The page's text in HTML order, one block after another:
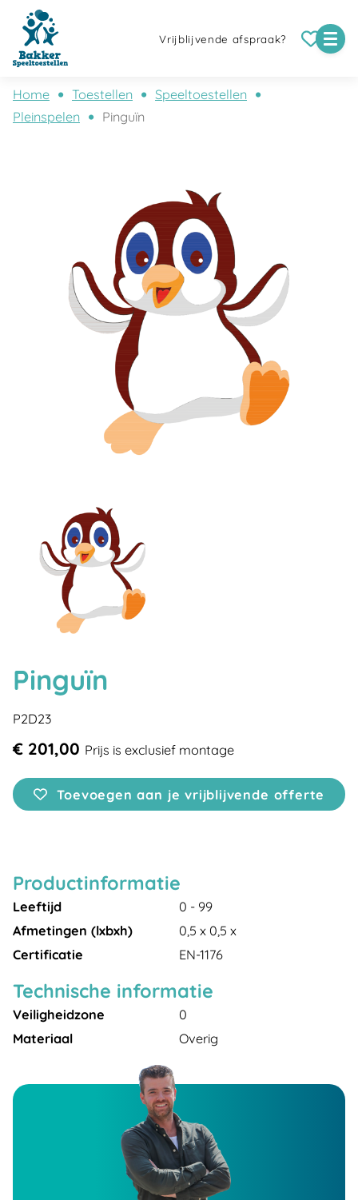
Vrijblijvende afspraak?
Home Toestellen
Speeltoestellen
Pleinspelen
Pinguïn
Pinguïn
P2D23
€ 201,00 Prijs is exclusief montage
Toevoegen aan je vrijblijvende offerte
Productinformatie
Leeftijd
0 - 99
Afmetingen (lxbxh)
0,5 x 0,5 x
Certificatie
EN-1176
Technische informatie
Veiligheidzone
0
Materiaal
Overig